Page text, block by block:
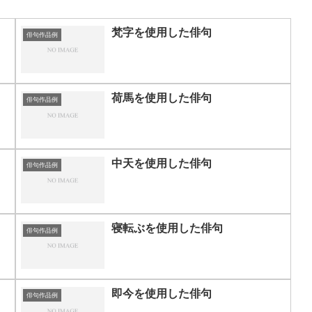
俳句作品例 梵字を使用した俳句
俳句作品例 荷馬を使用した俳句
俳句作品例 中天を使用した俳句
俳句作品例 寝転ぶを使用した俳句
俳句作品例 即今を使用した俳句